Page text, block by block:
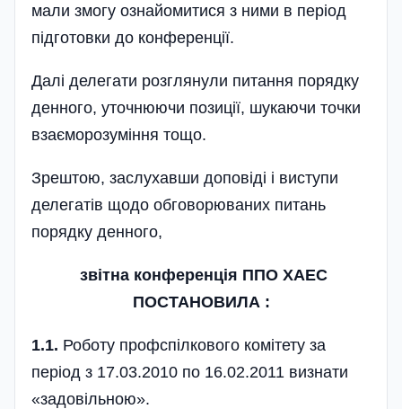
мали змогу ознайомитися з ними в період
підготовки до конференції.
Далі делегати розглянули питання порядку
денного, уточнюючи позиції, шукаючи точки
взаєморозуміння тощо.
Зрештою, заслухавши доповіді і виступи
делегатів щодо обговорюваних питань
порядку денного,
звітна конференція ППО ХАЕС
ПОСТАНОВИЛА :
1.1. Роботу профспілкового комітету за
період з 17.03.2010 по 16.02.2011 визнати
«задо­вільною».